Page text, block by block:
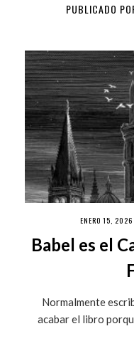
PUBLICADO
ENERO 15, 2026
Babel es el
Normalmente
acabar el libro